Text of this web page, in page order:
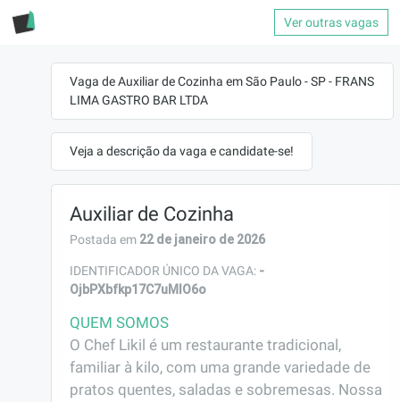
Ver outras vagas
Vaga de Auxiliar de Cozinha em São Paulo - SP - FRANS
LIMA GASTRO BAR LTDA
Veja a descrição da vaga e candidate-se!
Auxiliar de Cozinha
Postada em 22 de janeiro de 2026
IDENTIFICADOR ÚNICO DA VAGA: -
OjbPXbfkp17C7uMlO6o
QUEM SOMOS
O Chef Likil é um restaurante tradicional,
familiar à kilo, com uma grande variedade de
pratos quentes, saladas e sobremesas. Nossa